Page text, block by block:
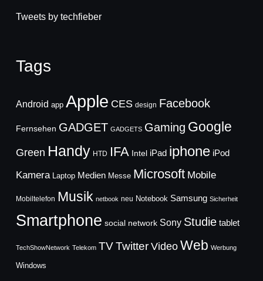
Tweets by techfieber
Tags
Android app Apple CES design Facebook
Fernsehen GADGET GADGETS Gaming Google
Green Handy HTD IFA Intel iPad iphone iPod
Kamera Laptop Medien Messe Microsoft Mobile
Mobiltelefon Musik netbook neu Notebook Samsung Sicherheit
Smartphone social network Sony Studie tablet
TechShowNetwork Telekom TVTwitter Video Web Werbung
Windows